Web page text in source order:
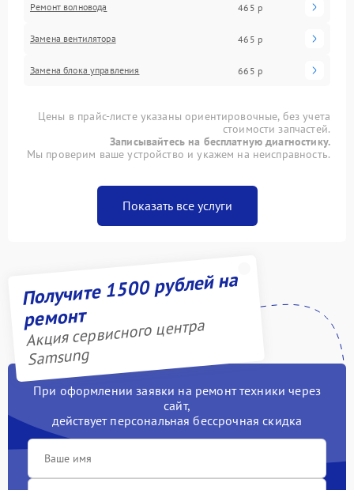
Ремонт волновода 465 р
Замена вентилятора 465 р
Замена блока управления 665 р
Цены в прайс-листе указаны ориентировочные, без учета
стоимости запчастей.
Записывайтесь на бесплатную диагностику.
Мы проверим ваше устройство и укажем на неисправность.
Показать все услуги
Получите 1500 рублей на
ремонт
Акция сервисного центра
Samsung
При оформлении заявки на ремонт техники через
сайт,
действует персональная бессрочная скидка